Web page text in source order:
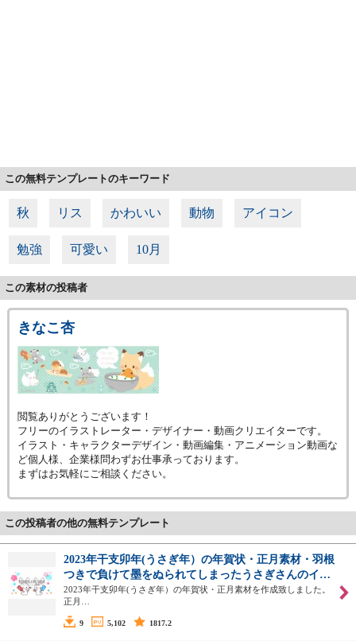
この無料テンプレートのキーワード
秋 リス かわいい 動物 アイコン
勉強 可愛い 10月
この素材の投稿者
きなこ杏
閲覧ありがとうございます！
フリーのイラストレーター・デザイナー・動画クリエイターです。
イラスト・キャラクターデザイン・動画編集・アニメーション動画な
ど個人様、企業様問わずお仕事承っております。
まずはお気軽にご相談ください。
この投稿者の他の無料テンプレート
2023年干支卯年(うさぎ年）の年賀状・正月素材・羽根
つきで負けて墨をぬられてしまったうさぎさんのイ…
2023年干支卯年(うさぎ年）の年賀状・正月素材を作成致しました。
正月…
9 5,102 1817.2